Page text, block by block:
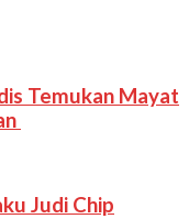
Temukan Mayat
Judi Chip